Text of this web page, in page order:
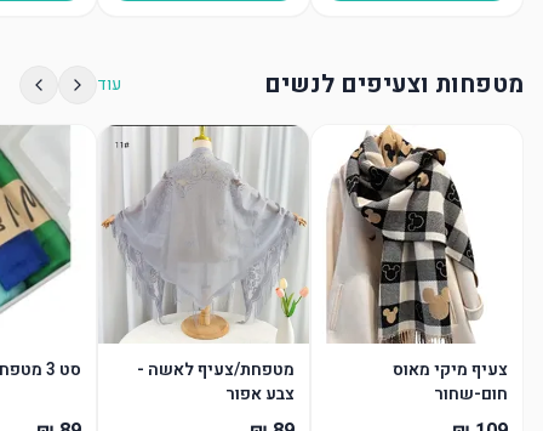
מטפחות וצעיפים לנשים עוד
צעיף מיקי מאוס
חום-שחור
מטפחת/צעיף לאשה -
צבע אפור
סט 3 מטפחות